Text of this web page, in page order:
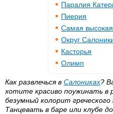
Паралия
Пиерия
Самая
Округ
Касторья
Олимп
Как развлечься в Салониках?
хотите красиво поужинать в
безумный колорит
Танцевать в баре или клубе